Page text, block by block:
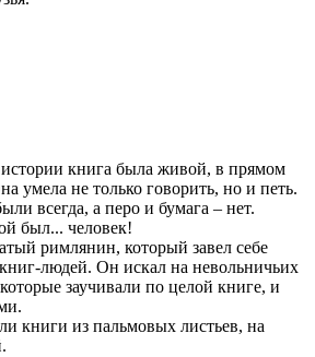
книга была живой, в прямом
умела не только говорить, но и петь.
всегда, а перо и бумага – нет.
был... человек!
римлянин, который завел себе
людей. Он искал на невольничьих
заучивали по целой книге, и
книги из пальмовых листьев, на